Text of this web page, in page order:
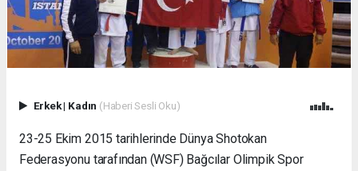
Erkek| Kadın (Haberi Sesli Oku)
23-25 Ekim 2015 tarihlerinde Dünya Shotokan
Federasyonu tarafından (WSF) Bağcılar Olimpik Spor